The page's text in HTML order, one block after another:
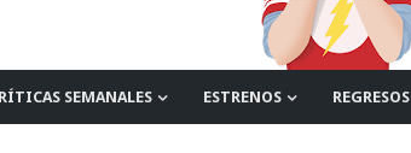
SEMANALES ESTRENOS REGRESOS